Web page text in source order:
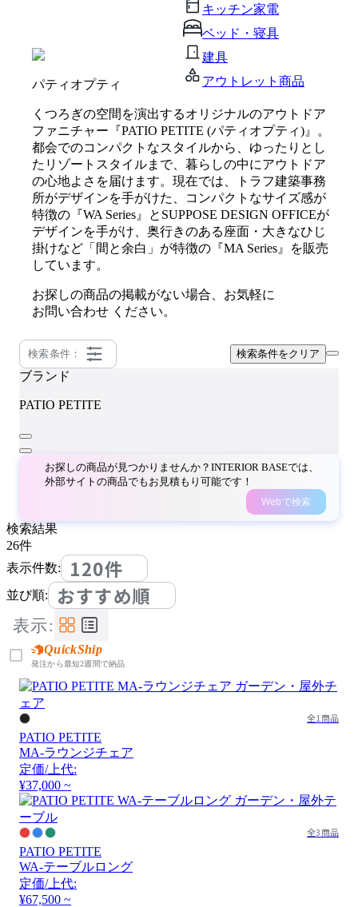
キッチン家電
ベッド・寝具
建具
アウトレット商品
パティオプティ
くつろぎの空間を演出するオリジナルのアウトドア
ファニチャー『PATIO PETITE (パティオプティ)』。
都会でのコンパクトなスタイルから、ゆったりとし
たリゾートスタイルまで、暮らしの中にアウトドア
の心地よさを届けます。現在では、トラフ建築事務
所がデザインを手がけた、コンパクトなサイズ感が
特徴の『WA Series』とSUPPOSE DESIGN OFFICEが
デザインを手がけ、奥行きのある座面・大きなひじ
掛けなど「間と余白」が特徴の『MA Series』を販売
しています。
お探しの商品の掲載がない場合、お気軽に
お問い合わせ ください。
検索条件： 検索条件をクリア
ブランド
PATIO PETITE
お探しの商品が見つかりませんか？INTERIOR BASEでは、
外部サイトの商品でもお見積もり可能です！
Webで検索
検索結果
26件
表示件数:
120件
並び順: おすすめ順
表示:
QuickShip
発注から最短2週間で納品
全1商品
PATIO PETITE
MA-ラウンジチェア
定価/上代:
¥37,000 ~
全3商品
PATIO PETITE
WA-テーブルロング
定価/上代:
¥67,500 ~